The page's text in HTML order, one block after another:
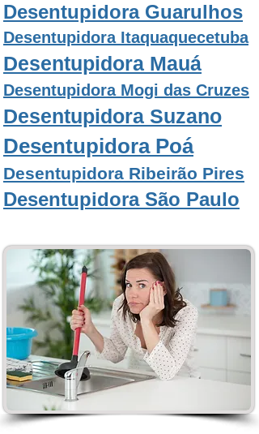
Desentupidora Guarulhos
Desentupidora Itaquaquecetuba
Desentupidora Mauá
Desentupidora Mogi das Cruzes
Desentupidora Suzano
Desentupidora Poá
Desentupidora Ribeirão Pires
Desentupidora São Paulo